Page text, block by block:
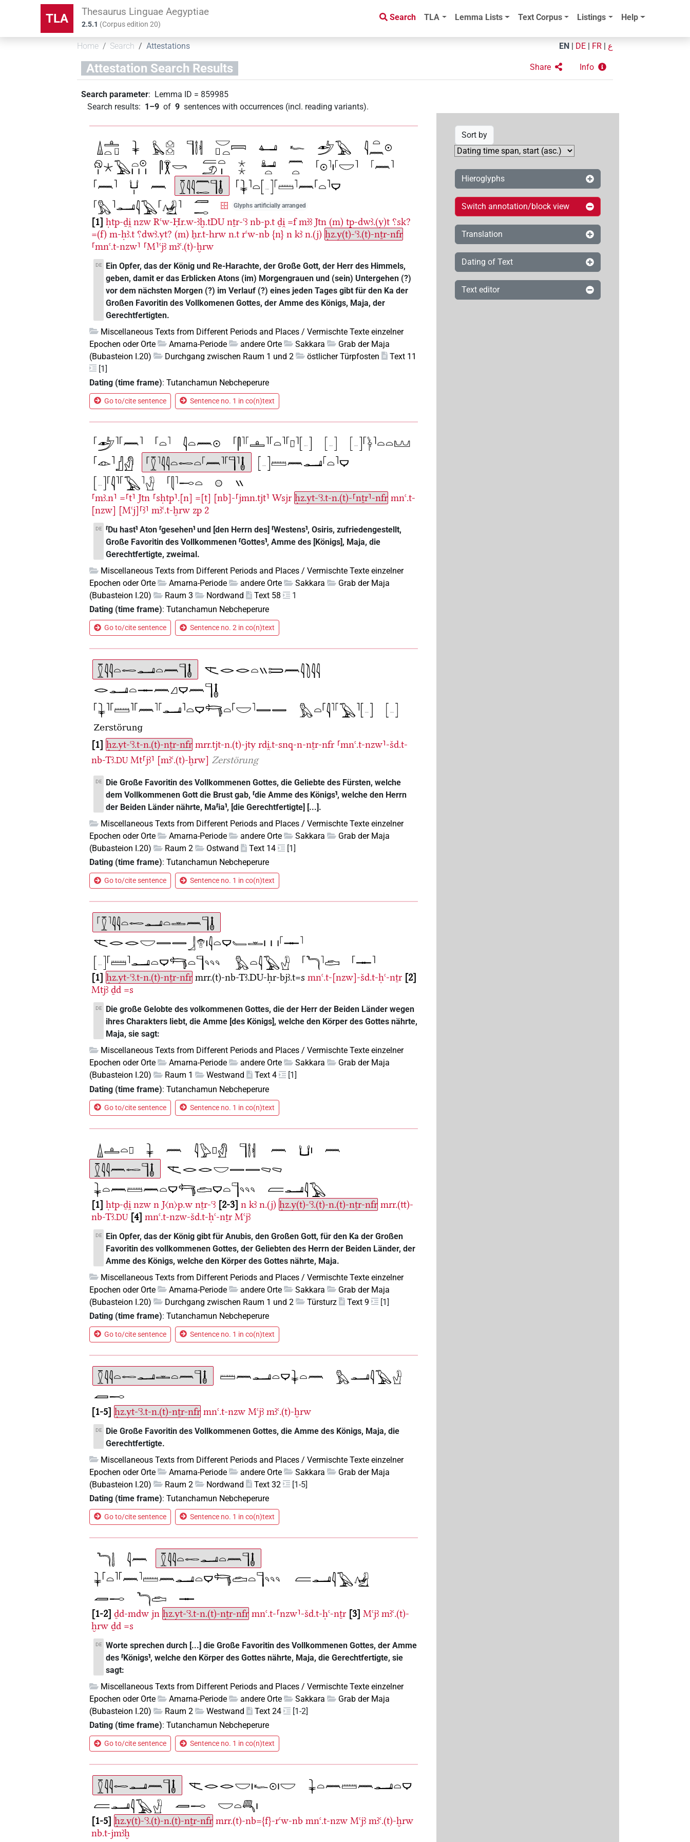
TLA Thesaurus Linguae Aegyptiae
2.5.1 (Corpus edition20)
Search TLA Lemma Lists Text Corpus Listings Help
Home Search Attestations EN DE FR ع
Attestation Search Results Share Info
Search parameter: Lemma ID = 859985
Search results: 1–9 of 9 sentences with occurrences (incl. reading variants).
Glyphs artificially arranged
1 ḥtp-ḏi̯ nzw Rꜥw-Ḥr.w-ꜣḫ.tDU nṯr-ꜥꜣ nb-p.t ḏi̯ =f mꜣꜣ Jtn (m) tp-dwꜣ.(y)t ⸮sk?
=(f) m-ḥꜣ.t ⸮dwꜣ.yt? (m) ẖr.t-hrw n.t rꜥw-nb {n} n kꜣ n.(j) ḥz.y(t)-ꜥꜣ.(t)-nṯr-nfr
⸢mnꜥ.t-nzw⸣ ⸢M⸣ꜥjꜣ mꜣꜥ.(t)-ḫrw
DE
Ein Opfer, das der König und Re-Harachte, der Große Gott, der Herr des Himmels,
geben, damit er das Erblicken Atons (im) Morgengrauen und (sein) Untergehen (?)
vor dem nächsten Morgen (?) im Verlauf (?) eines jeden Tages gibt für den Ka der
Großen Favoritin des Vollkomenen Gottes, der Amme des Königs, Maja, der
Gerechtfertigten.
Miscellaneous Texts from Different Periods and Places / Vermischte Texte einzelner
Epochen oder Orte
Amarna-Periode andere Orte Sakkara
Grab der Maja
(Bubasteion I.20)
Durchgang zwischen Raum 1 und 2 östlicher Türpfosten
Text 11
[1]
Dating (time frame):Tutanchamun Nebcheperure
Go to/cite sentence Sentence no. 1 in co(n)text
⸢mꜣ.n⸣ =⸢t⸣ Jtn ⸢sḥtp⸣.[n] =[t] [nb]-⸢jmn.tjt⸣ Wsjr ḥz.yt-ꜥꜣ.t-n.(t)-⸢nṯr⸣-nfr mnꜥ.t-
[nzw] [Mꜥj]⸢ꜣ⸣ mꜣꜥ.t-ḫrw zp 2
DE ⸢Du hast⸣ Aton ⸢gesehen⸣ und [den Herrn des] ⸢Westens⸣, Osiris, zufriedengestellt,
Große Favoritin des Vollkommenen ⸢Gottes⸣, Amme des [Königs], Maja, die
Gerechtfertigte, zweimal.
Miscellaneous Texts from Different Periods and Places / Vermischte Texte einzelner
Epochen oder Orte
Amarna-Periode andere Orte Sakkara
Grab der Maja
(Bubasteion I.20)
Raum 3 Nordwand Text 58
1
Dating (time frame):Tutanchamun Nebcheperure
Go to/cite sentence Sentence no. 2 in co(n)text
1 ḥz.yt-ꜥꜣ.t-n.(t)-nṯr-nfr mrr.tjt-n.(t)-jty rdi̯.t-snq-n-nṯr-nfr ⸢mnꜥ.t-nzw⸣-šd.t-
nb-Tꜣ.DU Mt⸢jꜣ⸣ [mꜣꜥ.(t)-ḫrw] Zerstörung
DE
Die Große Favoritin des Vollkommenen Gottes, die Geliebte des Fürsten, welche
dem Vollkommenen Gott die Brust gab, ⸢die Amme des Königs⸣, welche den Herrn
der Beiden Länder nährte, Ma⸢ia⸣, [die Gerechtfertigte] [...].
Miscellaneous Texts from Different Periods and Places / Vermischte Texte einzelner
Epochen oder Orte
Amarna-Periode andere Orte Sakkara
Grab der Maja
(Bubasteion I.20)
Raum 2 Ostwand Text 14
[1]
Dating (time frame):Tutanchamun Nebcheperure
Go to/cite sentence Sentence no. 1 in co(n)text
1 ḥz.yt-ꜥꜣ.t-n.(t)-nṯr-nfr mrr.(t)-nb-Tꜣ.DU-ḥr-bjꜣ.t=s mnꜥ.t-[nzw]-šd.t-ḥꜥ-nṯr 2
Mtjꜣ ḏd =s
DE
Die große Gelobte des volkommenen Gottes, die der Herr der Beiden Länder wegen
ihres Charakters liebt, die Amme [des Königs], welche den Körper des Gottes nährte,
Maja, sie sagt:
Miscellaneous Texts from Different Periods and Places / Vermischte Texte einzelner
Epochen oder Orte
Amarna-Periode andere Orte Sakkara
Grab der Maja
(Bubasteion I.20)
Raum 1 Westwand Text 4
[1]
Dating (time frame):Tutanchamun Nebcheperure
Go to/cite sentence Sentence no. 1 in co(n)text
1 ḥtp-ḏi̯ nzw n J〈n〉p.w nṯr-ꜥꜣ 2-3 n kꜣ n.(j) ḥz.y(t)-ꜥꜣ.(t)-n.(t)-nṯr-nfr mrr.(tt)-
nb-Tꜣ.DU 4 mnꜥ.t-nzw-šd.t-ḥꜥ-nṯr Mꜥjꜣ
DE
Ein Opfer, das der König gibt für Anubis, den Großen Gott, für den Ka der Großen
Favoritin des vollkommenen Gottes, der Geliebten des Herrn der Beiden Länder, der
Amme des Königs, welche den Körper des Gottes nährte, Maja.
Miscellaneous Texts from Different Periods and Places / Vermischte Texte einzelner
Epochen oder Orte
Amarna-Periode andere Orte Sakkara
Grab der Maja
(Bubasteion I.20)
Durchgang zwischen Raum 1 und 2 Türsturz Text 9
[1]
Dating (time frame):Tutanchamun Nebcheperure
Go to/cite sentence Sentence no. 1 in co(n)text
1-5 ḥz.yt-ꜥꜣ.t-n.(t)-nṯr-nfr mnꜥ.t-nzw Mꜥjꜣ mꜣꜥ.(t)-ḫrw
DE
Die Große Favoritin des Vollkommenen Gottes, die Amme des Königs, Maja, die
Gerechtfertigte.
Miscellaneous Texts from Different Periods and Places / Vermischte Texte einzelner
Epochen oder Orte
Amarna-Periode andere Orte Sakkara
Grab der Maja
(Bubasteion I.20)
Raum 2 Nordwand Text 32
[1-5]
Dating (time frame):Tutanchamun Nebcheperure
Go to/cite sentence Sentence no. 1 in co(n)text
1-2 ḏd-mdw jn ḥz.yt-ꜥꜣ.t-n.(t)-nṯr-nfr mnꜥ.t-⸢nzw⸣-šd.t-ḥꜥ-nṯr 3 Mꜥjꜣ mꜣꜥ.(t)-
ḫrw ḏd =s
DE Worte sprechen durch [...] die Große Favoritin des Vollkommenen Gottes, der Amme
des ⸢Königs⸣, welche den Körper des Gottes nährte, Maja, die Gerechtfertigte, sie
sagt:
Miscellaneous Texts from Different Periods and Places / Vermischte Texte einzelner
Epochen oder Orte
Amarna-Periode andere Orte Sakkara
Grab der Maja
(Bubasteion I.20)
Raum 2 Westwand Text 24
[1-2]
Dating (time frame):Tutanchamun Nebcheperure
Go to/cite sentence Sentence no. 1 in co(n)text
1-5 ḥz.y(t)-ꜥꜣ.(t)-n.(t)-nṯr-nfr mrr.(t)-nb={f}-rꜥw-nb mnꜥ.t-nzw Mꜥjꜣ mꜣꜥ.(t)-ḫrw
nb.t-jmꜣḫ
Sort by
Hieroglyphs
Switch annotation/block view
Translation
Dating of Text
Text editor